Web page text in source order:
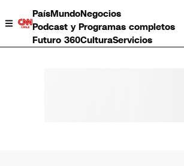
PaísMundoNegocios
Podcast y Programas completos
Futuro 360CulturaServicios